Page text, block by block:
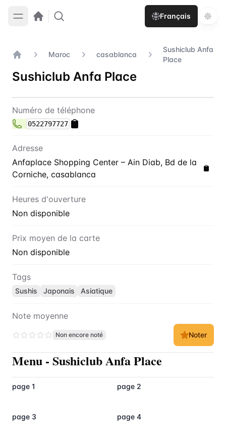
Français
Maroc casablanca
Sushiclub Anfa
Place
Sushiclub Anfa Place
Contact Sushiclub Anfa Place
Numéro de téléphone
0522797727
Adresse
Anfaplace Shopping Center – Ain Diab, Bd de la
Corniche, casablanca
Heures d'ouverture
Non disponible
Prix moyen de la carte
Non disponible
Tags
Sushis Japonais Asiatique
Note moyenne
Non encore noté Noter
Menu - Sushiclub Anfa Place
page 1 page 2
page 3 page 4